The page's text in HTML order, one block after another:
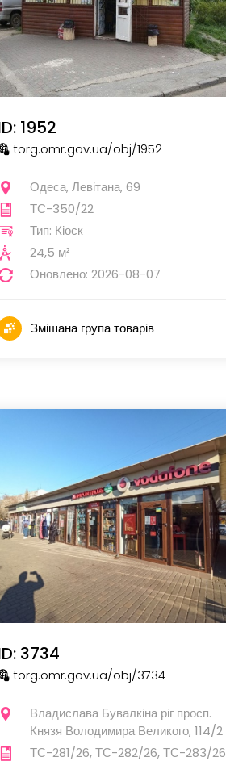
1952
torg.omr.gov.ua/obj/1952
Одеса, Левітана, 69
ТС-350/22
Тип: Кіоск
24,5 м²
Оновлено: 2026-08-07
Змішана група товарів
3734
torg.omr.gov.ua/obj/3734
Владислава Бувалкіна ріг просп.
Князя Володимира Великого, 114/2
ТС-281/26, ТС-282/26, ТС-283/26